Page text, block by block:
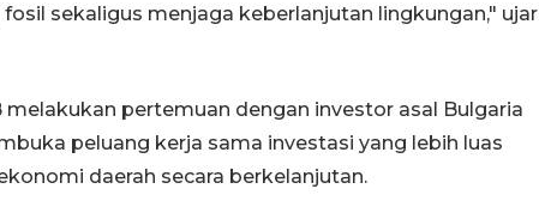
sekaligus menjaga keberlanjutan lingkungan," ujar
melakukan pertemuan dengan investor asal Bulgaria
peluang kerja sama investasi yang lebih luas
daerah secara berkelanjutan.